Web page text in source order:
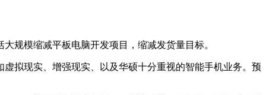
规模缩减平板电脑开发项目，缩减发货量目标。
拟现实、增强现实、以及华硕十分重视的智能手机业务。预